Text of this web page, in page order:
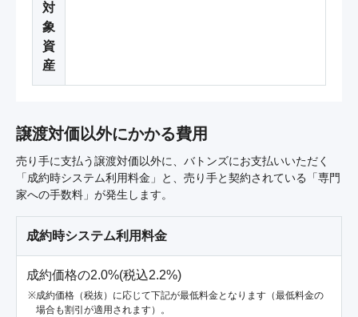
対
象
資
産
譲渡対価以外にかかる費用
売り手に支払う譲渡対価以外に、バトンズにお支払いいただく
「成約時システム利用料金」と、売り手と契約されている「専門
家への手数料」が発生します。
成約時システム利用料金
成約価格の2.0%(税込2.2%)
成約価格（税抜）に応じて下記が最低料金となります（最低料金の
場合も割引が適用されます）。